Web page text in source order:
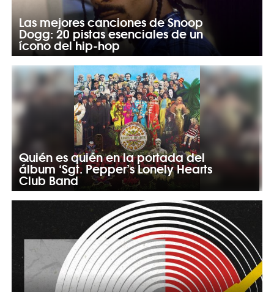
Las mejores canciones de Snoop
Dogg: 20 pistas esenciales de un
ícono del hip-hop
Quién es quién en la portada del
álbum ‘Sgt. Pepper’s Lonely Hearts
Club Band